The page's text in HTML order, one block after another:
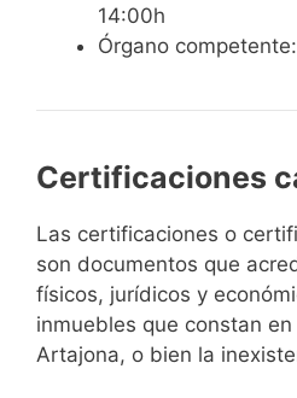
14:00h
Órgano
Certificaciones
Las certificaciones o
son documentos que
físicos, jurídicos y
inmuebles que constan
Artajona, o bien la